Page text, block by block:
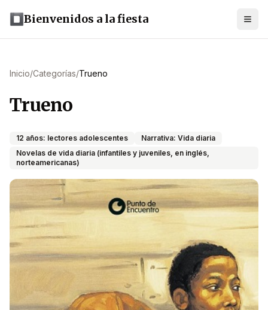
Bienvenidos a la fiesta
Inicio/Categorías/Trueno
Trueno
12 años: lectores adolescentes
Narrativa: Vida diaria
Novelas de vida diaria (infantiles y juveniles, en inglés,
norteamericanas)